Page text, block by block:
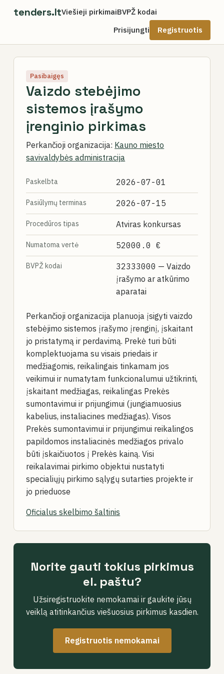
tenders.ltViešieji pirkimaiBVPŽ kodai
Prisijungti
Registruotis
Pasibaigęs
Vaizdo stebėjimo
sistemos įrašymo
įrenginio pirkimas
Perkančioji organizacija: Kauno miesto
savivaldybės administracija
Paskelbta 2026-07-01
Pasiūlymų terminas 2026-07-15
Procedūros tipas Atviras konkursas
Numatoma vertė 52000.0 €
BVPŽ kodai 32333000 — Vaizdo
įrašymo ar atkūrimo
aparatai
Perkančioji organizacija planuoja įsigyti vaizdo
stebėjimo sistemos įrašymo įrenginį, įskaitant
jo pristatymą ir perdavimą. Prekė turi būti
komplektuojama su visais priedais ir
medžiagomis, reikalingais tinkamam jos
veikimui ir numatytam funkcionalumui užtikrinti,
įskaitant medžiagas, reikalingas Prekės
sumontavimui ir prijungimui (jungiamuosius
kabelius, instaliacines medžiagas). Visos
Prekės sumontavimui ir prijungimui reikalingos
papildomos instaliacinės medžiagos privalo
būti įskaičiuotos į Prekės kainą. Visi
reikalavimai pirkimo objektui nustatyti
specialiųjų pirkimo sąlygų sutarties projekte ir
jo prieduose
Oficialus skelbimo šaltinis
Norite gauti tokius pirkimus
el. paštu?
Užsiregistruokite nemokamai ir gaukite jūsų
veiklą atitinkančius viešuosius pirkimus kasdien.
Registruotis nemokamai